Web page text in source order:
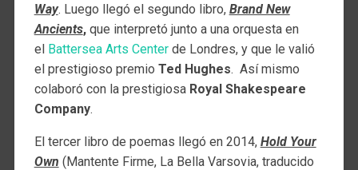
Way. Luego llegó el segundo libro, Brand New
Ancients,que interpretó junto a una orquesta en
el Battersea Arts Centerde Londres, y que le valió
el prestigioso premio Ted Hughes. Así mismo
colaboró con la prestigiosa Royal Shakespeare
Company.
El tercer libro de poemas llegó en 2014, Hold Your
Own (Mantente Firme, La Bella Varsovia, traducido